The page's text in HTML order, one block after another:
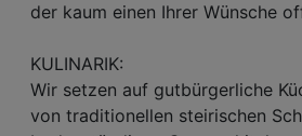
der kaum einen Ihrer Wünsche
KULINARIK:
Wir setzen auf gutbürgerliche
von traditionellen steirischen